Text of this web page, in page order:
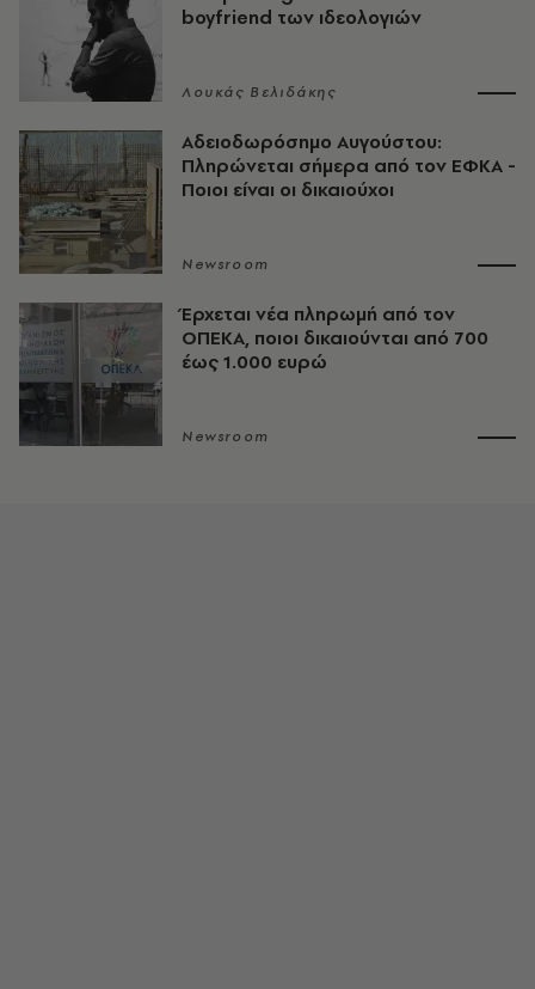
boyfriend των ιδεολογιών
Λουκάς Βελιδάκης
Αδειοδωρόσημο Αυγούστου:
Πληρώνεται σήμερα από τον ΕΦΚΑ -
Ποιοι είναι οι δικαιούχοι
Newsroom
Έρχεται νέα πληρωμή από τον
ΟΠΕΚΑ, ποιοι δικαιούνται από 700
έως 1.000 ευρώ
Newsroom